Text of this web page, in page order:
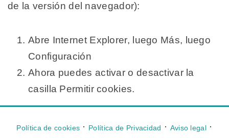
de la versión del navegador):
Abre Internet Explorer, luego Más, luego
Configuración
Ahora puedes activar o desactivar la
casilla Permitir cookies.
Política de cookies ⋅ Política de Privacidad ⋅ Aviso legal ⋅